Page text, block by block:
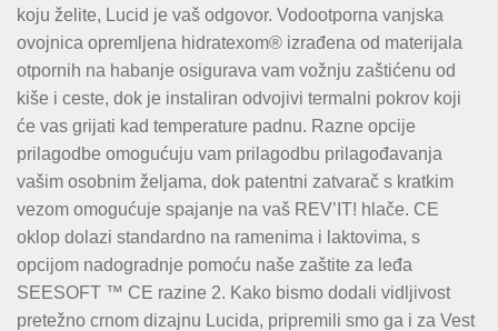
koju želite, Lucid je vaš odgovor. Vodootporna vanjska
ovojnica opremljena hidratexom® izrađena od materijala
otpornih na habanje osigurava vam vožnju zaštićenu od
kiše i ceste, dok je instaliran odvojivi termalni pokrov koji
će vas grijati kad temperature padnu. Razne opcije
prilagodbe omogućuju vam prilagodbu prilagođavanja
vašim osobnim željama, dok patentni zatvarač s kratkim
vezom omogućuje spajanje na vaš REV’IT! hlače. CE
oklop dolazi standardno na ramenima i laktovima, s
opcijom nadogradnje pomoću naše zaštite za leđa
SEESOFT ™ CE razine 2. Kako bismo dodali vidljivost
pretežno crnom dizajnu Lucida, pripremili smo ga i za Vest